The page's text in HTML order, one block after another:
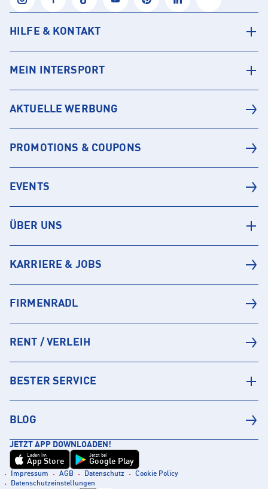
HILFE & KONTAKT
MEIN INTERSPORT
AKTUELLE WERBUNG
PROMOTIONS & COUPONS
EVENTS
ÜBER UNS
KARRIERE & JOBS
FIRMENRADL
RENT / VERLEIH
BESTER SERVICE
BLOG
JETZT APP DOWNLOADEN!
Laden im
App Store
Jetzt bei
Google Play
Impressum AGB Datenschutz
Cookie Policy
Datenschutzeinstellungen